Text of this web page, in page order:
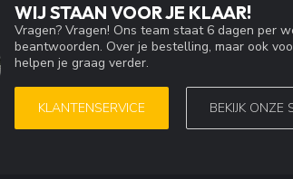
WIJ STAAN VOOR JE KLAAR!
Vragen? Vragen! Ons team staat 6 dagen per
beantwoorden. Over je bestelling, maar ook
helpen je graag verder.
KLANTENSERVICE BEKIJK ONZE